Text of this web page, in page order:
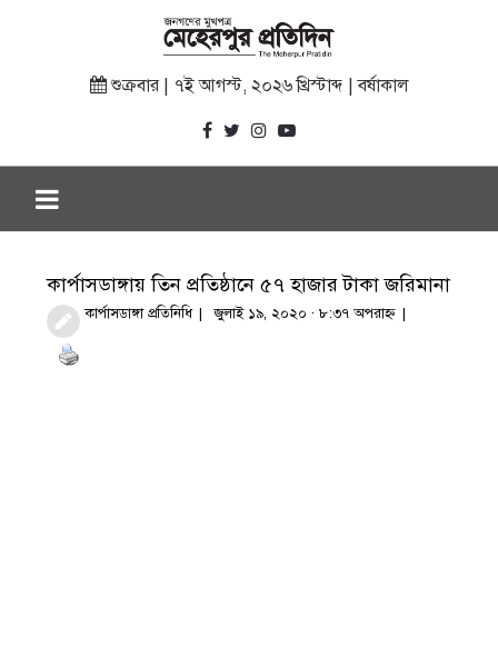
শুক্রবার | ৭ই আগস্ট, ২০২৬ খ্রিস্টাব্দ | বর্ষাকাল
কার্পাসডাঙ্গায় তিন প্রতিষ্ঠানে ৫৭ হাজার টাকা জরিমানা
কার্পাসডাঙ্গা প্রতিনিধি জুলাই ১৯, ২০২০ · ৮:৩৭ অপরাহ্ণ